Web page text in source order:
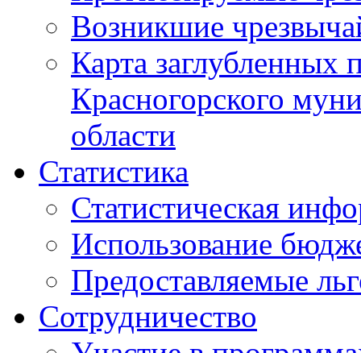
Возникшие
Карта
Красногорского
области
Статистика
Статистическая
Использование
Предоставляемые
Сотрудничество